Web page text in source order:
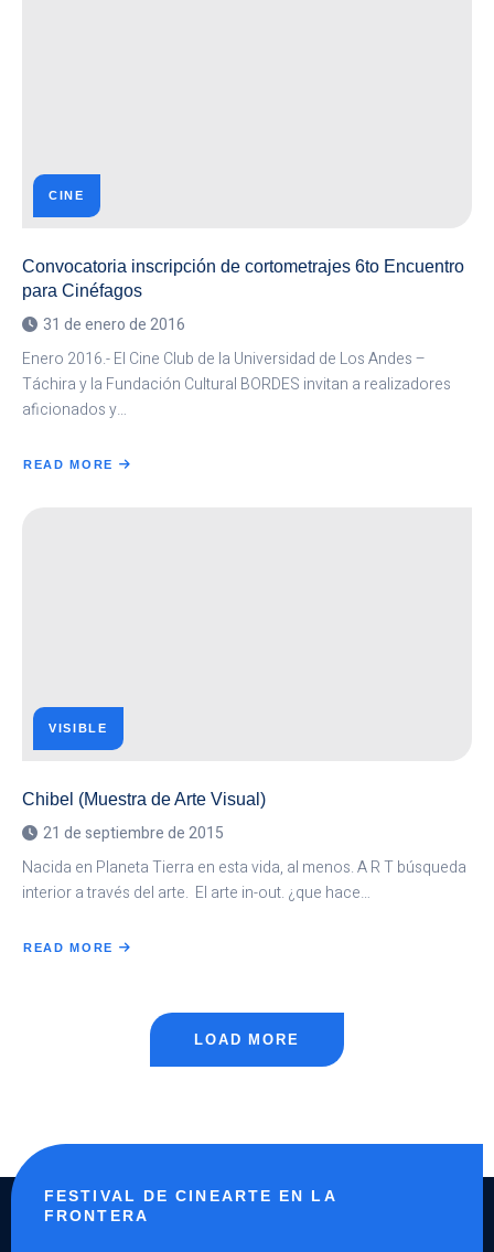
CINE
Convocatoria inscripción de cortometrajes 6to Encuentro
para Cinéfagos
31 de enero de 2016
Enero 2016.- El Cine Club de la Universidad de Los Andes –
Táchira y la Fundación Cultural BORDES invitan a realizadores
aficionados y…
READ MORE
ABOUT
VISIBLE
Chibel (Muestra de Arte Visual)
21 de septiembre de 2015
Nacida en Planeta Tierra en esta vida, al menos. A R T búsqueda
interior a través del arte. El arte in-out. ¿que hace…
READ MORE
ABOUT
LOAD MORE
FESTIVAL DE CINEARTE EN LA
FRONTERA